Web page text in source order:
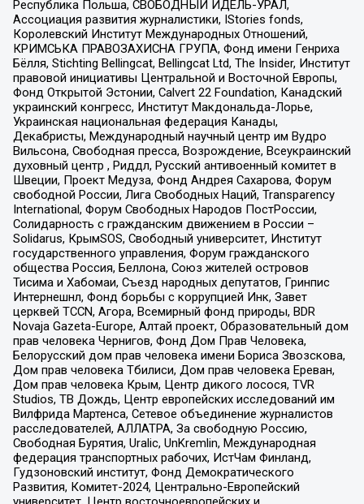
Республика Польша, СВОБОДНЫЙ ИДЕЛЬ-УРАЛ,
Ассоциация развития журналистики, IStories fonds,
Королевский Институт Международных Отношений,
КРИМСЬКА ПРАВОЗАХИСНА ГРУПА, Фонд имени Генриха
Бёлля, Stichting Bellingcat, Bellingcat Ltd, The Insider, Институт
правовой инициативы Центральной и Восточной Европы,
Фонд Открытой Эстонии, Calvert 22 Foundation, Канадский
украинский конгресс, Институт Макдональда-Лорье,
Украинская национальная федерация Канады,
Декабристы, Международный научный центр им Вудро
Вильсона, Свободная пресса, Возрождение, Всеукраинский
духовный центр , Риддл, Русский антивоенный комитет в
Швеции, Проект Медуза, Фонд Андрея Сахарова, Форум
свободной России, Лига Свободных Наций, Transparеncy
International, Форум Свободных Народов ПостРоссии,
Солидарность с гражданским движением в России –
Solidarus, КрымSOS, Свободный университет, Институт
государственного управления, Форум гражданского
общества Россия, Беллона, Союз жителей островов
Тисима и Хабомаи, Съезд народных депутатов, Гринпис
Интернешнл, Фонд борьбы с коррупцией Инк, Завет
церквей TCCN, Агора, Всемирный фонд природы, BDR
Novaja Gazeta-Europe, Алтай проект, Образовательный дом
прав человека Чернигов, Фонд Дом Прав Человека,
Белорусский дом прав человека имени Бориса Звозскова,
Дом прав человека Тбилиси, Дом прав человека Ереван,
Дом прав человека Крым, Центр дикого лосося, TVR
Studios, ТВ Дождь, Центр европейских исследований им
Вилфрида Мартенса, Сетевое объединение журналистов
расследователей, АЛЛАТРА, За свободную Россию,
Свободная Бурятия, Uralic, UnKremlin, Международная
федерация транспортных рабочих, ИстЧам Финланд,
Гудзоновский институт, Фонд Демократического
Развития, Комитет-2024, Центрально-Европейский